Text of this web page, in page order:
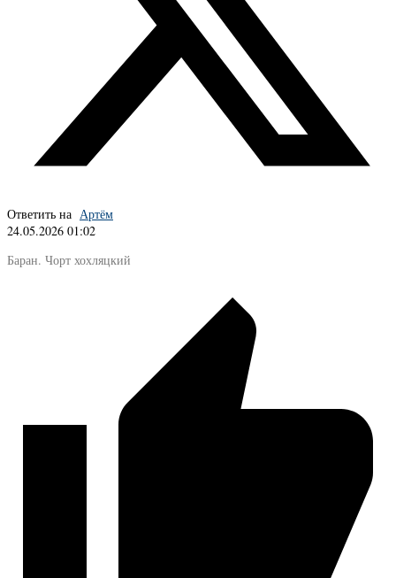
Ответить на Артём
24.05.2026 01:02
Баран. Чорт хохляцкий